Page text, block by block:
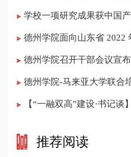
学校一项研究成果获中国产学研合作促进会科技创
德州学院面向山东省 2022
​德州学院召开干部会议宣布省委关于学校领导班子
德州学院-马来亚大学联合
推荐阅读